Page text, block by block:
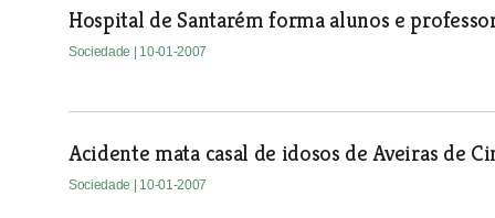
Hospital de Santarém forma alunos e
Sociedade | 10-01-2007
Acidente mata casal de idosos de Aveiras de
Sociedade | 10-01-2007